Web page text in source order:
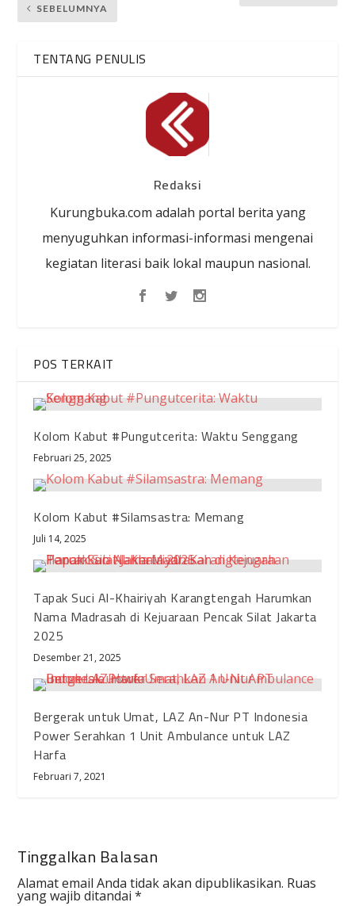
SEBELUMNYA
TENTANG PENULIS
Redaksi
Kurungbuka.com adalah portal berita yang
menyuguhkan informasi-informasi mengenai
kegiatan literasi baik lokal maupun nasional.
POS TERKAIT
Kolom Kabut #Pungutcerita: Waktu Senggang
Februari 25, 2025
Kolom Kabut #Silamsastra: Memang
Juli 14, 2025
Tapak Suci Al-Khairiyah Karangtengah Harumkan
Nama Madrasah di Kejuaraan Pencak Silat Jakarta
2025
Desember 21, 2025
Bergerak untuk Umat, LAZ An-Nur PT Indonesia
Power Serahkan 1 Unit Ambulance untuk LAZ
Harfa
Februari 7, 2021
Tinggalkan Balasan
Alamat email Anda tidak akan dipublikasikan. Ruas
yang wajib ditandai*